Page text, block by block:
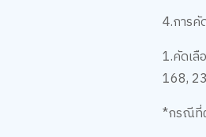
4.การคั
1.คัดเลื
168,
*กรณีที่